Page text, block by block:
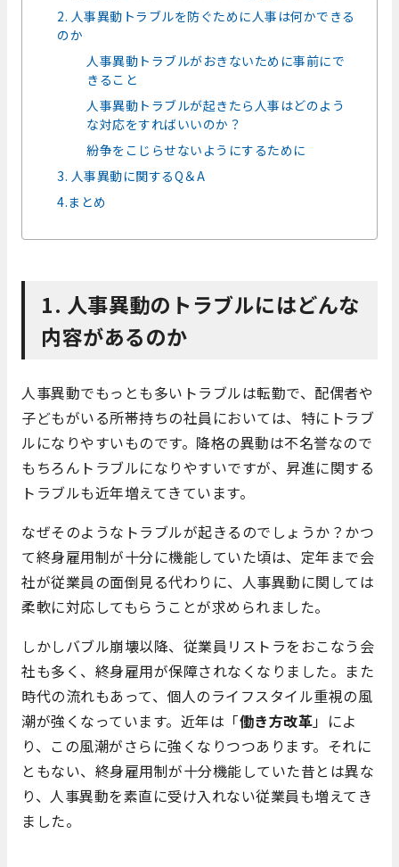
2. 人事異動トラブルを防ぐために人事は何かできる
のか
人事異動トラブルがおきないために事前にで
きること
人事異動トラブルが起きたら人事はどのよう
な対応をすればいいのか？
紛争をこじらせないようにするために
3. 人事異動に関するQ＆A
4.まとめ
1. 人事異動のトラブルにはどんな
内容があるのか
人事異動でもっとも多いトラブルは転勤で、配偶者や
子どもがいる所帯持ちの社員においては、特にトラブ
ルになりやすいものです。降格の異動は不名誉なので
もちろんトラブルになりやすいですが、昇進に関する
トラブルも近年増えてきています。
なぜそのようなトラブルが起きるのでしょうか？かつ
て終身雇用制が十分に機能していた頃は、定年まで会
社が従業員の面倒見る代わりに、人事異動に関しては
柔軟に対応してもらうことが求められました。
しかしバブル崩壊以降、従業員リストラをおこなう会
社も多く、終身雇用が保障されなくなりました。また
時代の流れもあって、個人のライフスタイル重視の風
潮が強くなっています。近年は「働き方改革」によ
り、この風潮がさらに強くなりつつあります。それに
ともない、終身雇用制が十分機能していた昔とは異な
り、人事異動を素直に受け入れない従業員も増えてき
ました。